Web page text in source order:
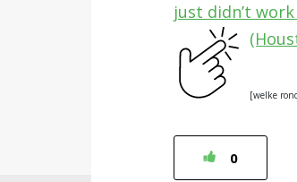
just didn’t
[welke
0